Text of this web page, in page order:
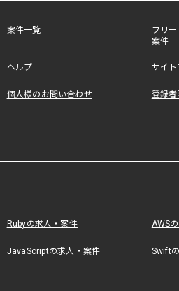
案件一覧
フリ
案件
ヘルプ サイ
個人様のお問い合わせ 登録者
Rubyの求人・案件 AWS
JavaScriptの求人・案件 Swift